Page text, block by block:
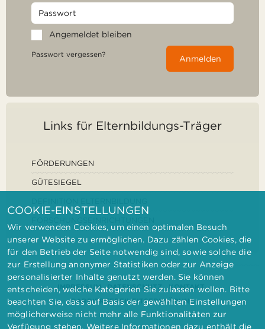
Angemeldet bleiben
Passwort vergessen? Anmelden
Links für Elternbildungs-Träger
FÖRDERUNGEN
GÜTESIEGEL
IMPRESSUM DATENSCHUTZ
KONTAKT
BARRIEREFREIHEITSERKLÄRUNG
COOKIE-EINSTELLUNGEN
Wir verwenden Cookies, um einen optimalen Besuch
unserer Website zu ermöglichen. Dazu zählen Cookies, die
für den Betrieb der Seite notwendig sind, sowie solche die
zur Erstellung anonymer Statistiken oder zur Anzeige
personalisierter Inhalte genutzt werden. Sie können
entscheiden, welche Kategorien Sie zulassen wollen. Bitte
beachten Sie, dass auf Basis der gewählten Einstellungen
möglicherweise nicht mehr alle Funktionalitäten zur
Verfügung stehen. Weitere Informationen dazu enthält die